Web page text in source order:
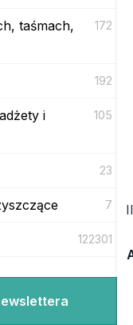
taśmach,
172
192
i
105
23
7
122301